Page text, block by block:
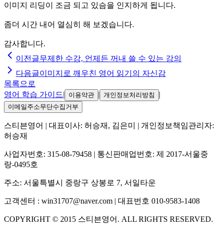
이미지 리딩이 조금 되고 있슴을 인지하게 됩니다.
좀더 시간 내어 열심히 해 보겠습니다.
감사합니다.
이전글무제한 수강, 언제든 꺼내 쓸 수 있는 강의
다음글이미지로 깨우친 영어 읽기의 자신감
목록으로
영어 학습 가이드| 이용약관 | 개인정보처리방침 |
이메일주소무단수집거부
스티븐영어 | 대표이사: 허승재, 김은미
| 개인정보책임관리자:
허승재
사업자번호: 315-08-79458 | 통신판매업번호: 제 2017-서울중
랑-0495호
주소: 서울특별시 중랑구 상봉로 7, 서일타운
고객센터 : win31707@naver.com | 대표번호 010-9583-1408
COPYRIGHT © 2015 스티븐영어 . ALL RIGHTS RESERVED.